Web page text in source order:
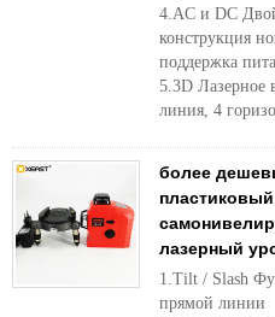
4.AC и DC
конструкция
поддержка
5.3D Лазерное
линия, 4
более
лазерный
1.Tilt / Slash
прямой линии